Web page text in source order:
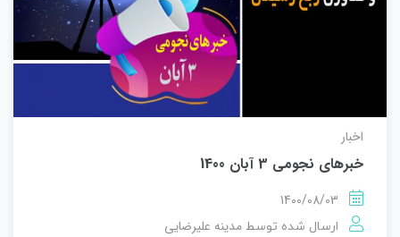
اخبار
خبرهای نجومی 3 آبان 1400
1400/08/03
ارسال شده توسط مدینه علیرضایی